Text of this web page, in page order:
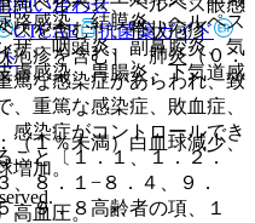
路感染、結膜炎、ヘルペス
ザ、咽頭炎、副鼻腔炎、気
膚感染、胃腸炎、下気道感
１％未満）白血球減少、
増加。
高血圧。
純ヘルペス、ヘルペス眼感
スを含む］、帯状疱疹
疱疹を含む］、肺炎（０．
篤な感染症があらわれ、致
重篤な感染症、敗血症、
感染症がコントロールでき
こと〔１．１、１．２．
、８．１−８．４、９．
、９．８高齢者の項、１
CTCAE
抗菌薬ガイド